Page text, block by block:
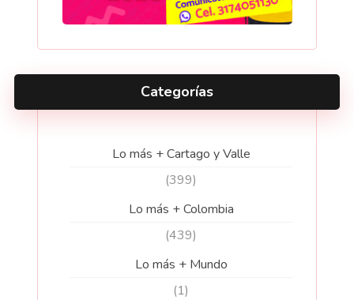
Categorías
Lo más + Cartago y Valle
(399)
Lo más + Colombia
(439)
Lo más + Mundo
(1)